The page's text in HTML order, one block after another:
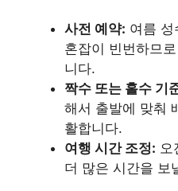
사전 예약: 여름 성
혼잡이 빈번하므
니다.
짝수 또는 홀수 기
해서 출발에 맞춰
활합니다.
여행 시간 조정: 오
더 많은 시간을 보